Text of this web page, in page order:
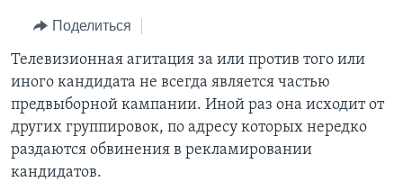
навигации
Перейти
поиск
ИТОГИ
ПОЧЕМУ ЭТО ВАЖНО?
ДИСКУССИЯ VOA
ДЕТАЛИ
НЬЮ-ЙОРК NEW YORK
НАША АМЕРИКАНСКАЯ ИСТОРИЯ
А КАК В АМЕРИКЕ?
АРТЕФАКТЫ
АМЕРИКАНСКИЕ ГОРОДКИ
ТЕСТЫ
ИНТЕРВЬЮ
ФАКТЫ ПРОТИВ ФЕЙКОВ
ЗА СВОБОДУ ПРЕССЫ
УЧИМ АНГЛИЙСКИЙ
ВИДЕО
Поделиться
Телевизионная агитация за или против того или
иного кандидата не всегда является частью
предвыборной кампании. Иной раз она исходит от
других группировок, по адресу которых нередко
раздаются обвинения в рекламировании
кандидатов.